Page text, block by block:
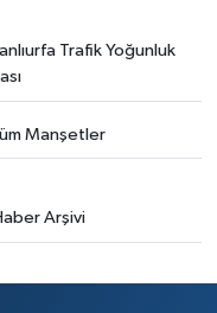
Trafik Yoğunluk
Manşetler
Arşivi